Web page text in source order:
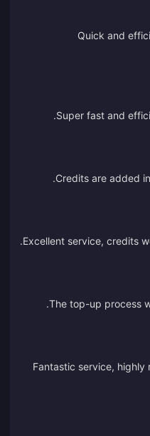
Quick and
Super fast and
Credits are added
Excellent service, credits
The top-up process
Fantastic service,